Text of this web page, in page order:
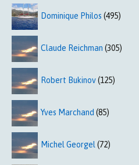
Dominique Philos (495)
Claude Reichman (305)
Robert Bukinov(125)
Yves Marchand (85)
Michel Georgel (72)